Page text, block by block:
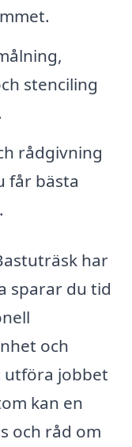
stenciling
rådgivning
får bästa
har
sparar du tid
och
utföra jobbet
kan en
och råd om